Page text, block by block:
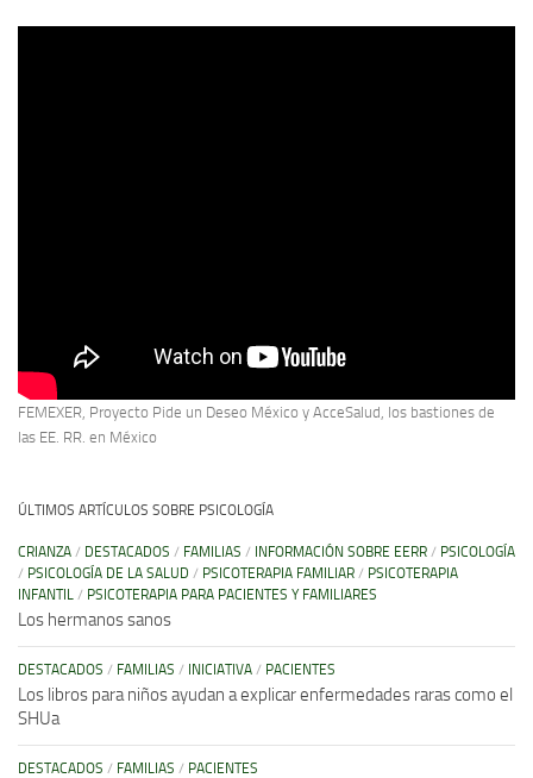
FEMEXER, Proyecto Pide un Deseo México y AcceSalud, los bastiones de
las EE. RR. en México
ÚLTIMOS ARTÍCULOS SOBRE PSICOLOGÍA
CRIANZA / DESTACADOS / FAMILIAS / INFORMACIÓN SOBRE EERR / PSICOLOGÍA
/ PSICOLOGÍA DE LA SALUD / PSICOTERAPIA FAMILIAR / PSICOTERAPIA
INFANTIL / PSICOTERAPIA PARA PACIENTES Y FAMILIARES
Los hermanos sanos
DESTACADOS / FAMILIAS / INICIATIVA / PACIENTES
Los libros para niños ayudan a explicar enfermedades raras como el
SHUa
DESTACADOS / FAMILIAS / PACIENTES